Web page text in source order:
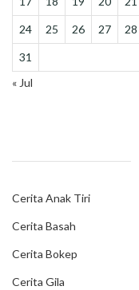
24 25 26 27 28
31
« Jul
Cerita Anak Tiri
Cerita Basah
Cerita Bokep
Cerita Gila